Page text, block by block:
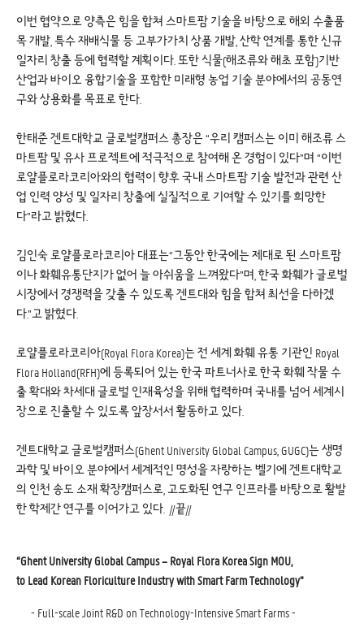
이번 협약으로 양측은 힘을 합쳐 스마트팜 기술을 바탕으로 해외 수출품
목 개발, 특수 재배식물 등 고부가가치 상품 개발, 산학 연계를 통한 신규
일자리 창출 등에 협력할 계획이다. 또한 식물(해조류와 해초 포함)기반
산업과 바이오 융합기술을 포함한 미래형 농업 기술 분야에서의 공동연
구와 상용화를 목표로 한다.
한태준 겐트대학교 글로벌캠퍼스 총장은 “우리 캠퍼스는 이미 해조류 스
마트팜 및 유사 프로젝트에 적극적으로 참여해 온 경험이 있다”며 “이번
로얄플로라코리아와의 협력이 향후 국내 스마트팜 기술 발전과 관련 산
업 인력 양성 및 일자리 창출에 실질적으로 기여할 수 있기를 희망한
다”라고 밝혔다.
김인숙 로얄플로라코리아 대표는“그동안 한국에는 제대로 된 스마트팜
이나 화훼유통단지가 없어 늘 아쉬움을 느껴왔다”며, 한국 화훼가 글로벌
시장에서 경쟁력을 갖출 수 있도록 겐트대와 힘을 합쳐 최선을 다하겠
다.”고 밝혔다.
로얄플로라코리아(Royal Flora Korea)는 전 세계 화훼 유통 기관인 Royal
Flora Holland(RFH)에 등록되어 있는 한국 파트너사로 한국 화훼 작물 수
출 확대와 차세대 글로벌 인재육성을 위해 협력하며 국내를 넘어 세계시
장으로 진출할 수 있도록 앞장서서 활동하고 있다.
겐트대학교 글로벌캠퍼스(Ghent University Global Campus, GUGC)는 생명
과학 및 바이오 분야에서 세계적인 명성을 자랑하는 벨기에 겐트대학교
의 인천 송도 소재 확장캠퍼스로, 고도화된 연구 인프라를 바탕으로 활발
한 학제간 연구를 이어가고 있다. //끝//
“Ghent University Global Campus – Royal Flora Korea Sign MOU,
to Lead Korean Floriculture Industry with Smart Farm Technology”
- Full-scale Joint R&D on Technology-Intensive Smart Farms -